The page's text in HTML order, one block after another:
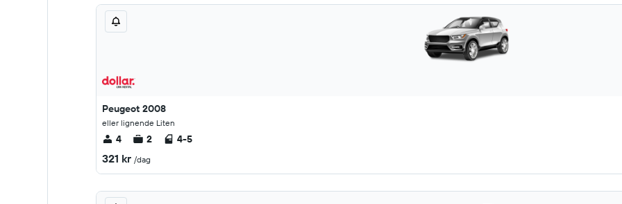
Peugeot 2008
eller lignende Liten
4 2 4-5
321 kr /dag